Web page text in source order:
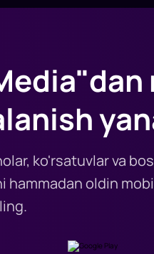
ko'rsatuvlar va
hammadan oldin